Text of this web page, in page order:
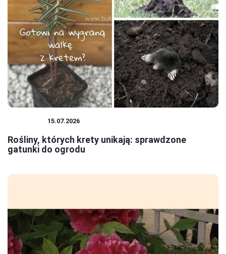
15.07.2026
Rośliny, których krety unikają: sprawdzone
gatunki do ogrodu